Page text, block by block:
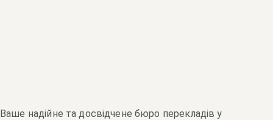
Ваше надійне та досвідчене бюро перекладів у